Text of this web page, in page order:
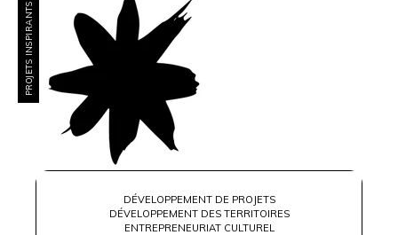
PROJETS INSPIRANTS
DÉVELOPPEMENT DE PROJETS
DÉVELOPPEMENT DES TERRITOIRES
ENTREPRENEURIAT CULTUREL